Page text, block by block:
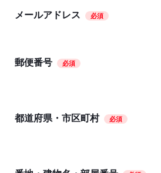
メールアドレス 必須
郵便番号 必須
都道府県・市区町村 必須